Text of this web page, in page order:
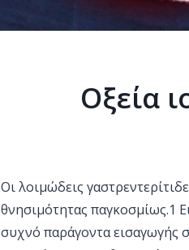
Οξεία
Οι λοιμώδεις
θνησιμότητας παγκοσμίως.1
συχνό παράγοντα εισαγωγής